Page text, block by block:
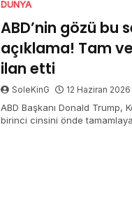
DÜNYA
ABD’nin gözü bu
açıklama! Tam
ilan etti
SoleKinG 12 Haziran 2026
ABD Başkanı Donald Trump,
birinci cinsini önde